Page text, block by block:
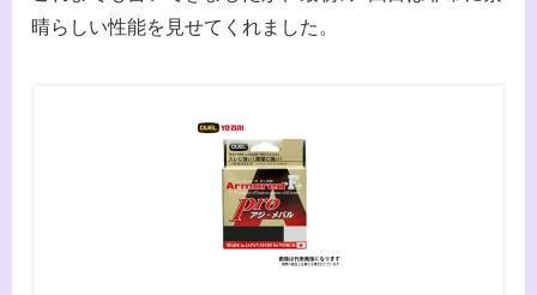
晴らしい性能を見せてくれました。